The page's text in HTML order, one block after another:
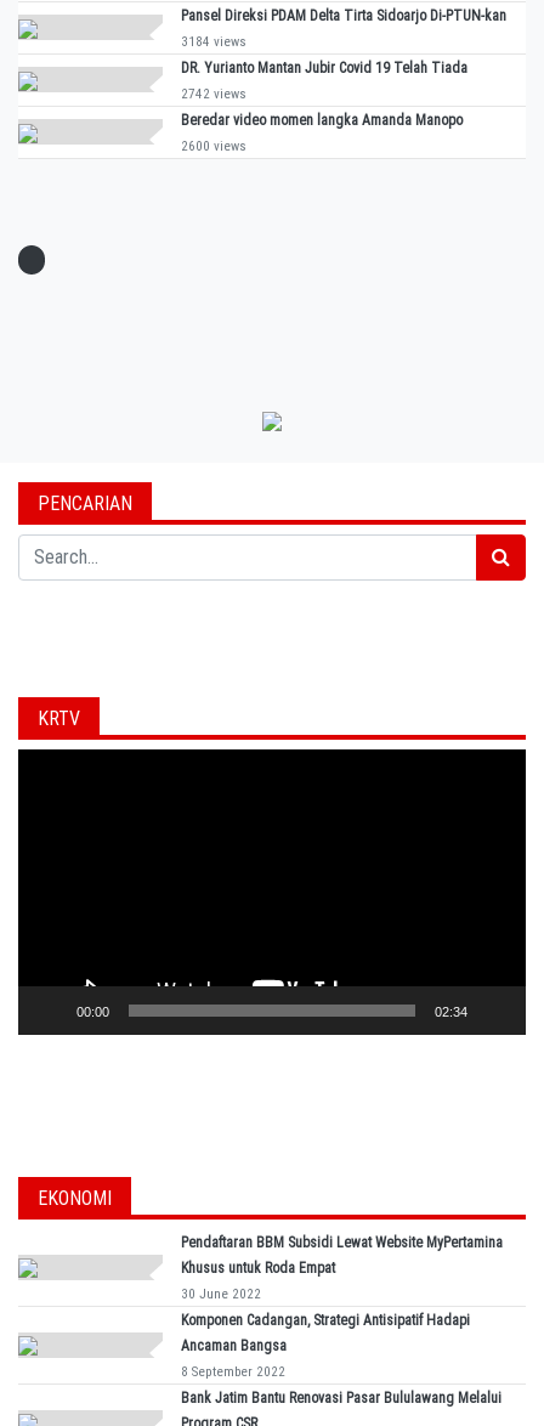
Pansel Direksi PDAM Delta Tirta Sidoarjo Di-PTUN-kan
3184 views
DR. Yurianto Mantan Jubir Covid 19 Telah Tiada
2742 views
Beredar video momen langka Amanda Manopo
2600 views
PENCARIAN
Search
KRTV
00:00 02:34
EKONOMI
Pendaftaran BBM Subsidi Lewat Website MyPertamina
Khusus untuk Roda Empat
30 June 2022
Komponen Cadangan, Strategi Antisipatif Hadapi
Ancaman Bangsa
8 September 2022
Bank Jatim Bantu Renovasi Pasar Bululawang Melalui